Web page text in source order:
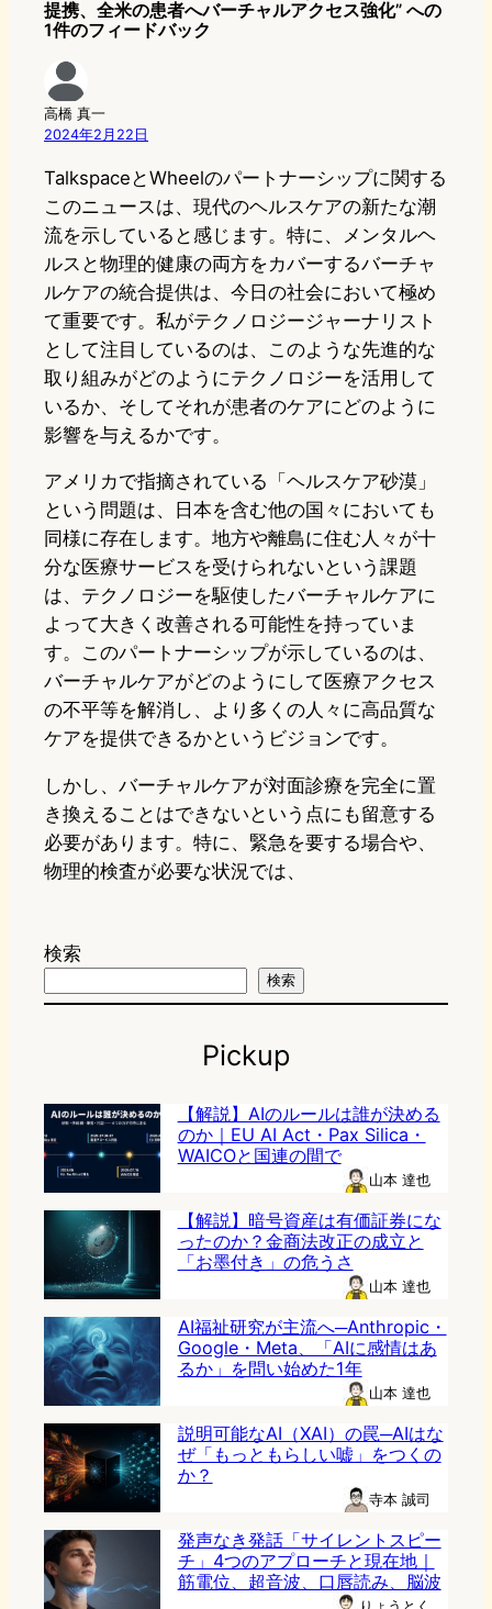
提携、全米の患者へバーチャルアクセス強化” への
1件のフィードバック
高橋 真一
2024年2月22日
TalkspaceとWheelのパートナーシップに関する
このニュースは、現代のヘルスケアの新たな潮
流を示していると感じます。特に、メンタルヘ
ルスと物理的健康の両方をカバーするバーチャ
ルケアの統合提供は、今日の社会において極め
て重要です。私がテクノロジージャーナリスト
として注目しているのは、このような先進的な
取り組みがどのようにテクノロジーを活用して
いるか、そしてそれが患者のケアにどのように
影響を与えるかです。
アメリカで指摘されている「ヘルスケア砂漠」
という問題は、日本を含む他の国々においても
同様に存在します。地方や離島に住む人々が十
分な医療サービスを受けられないという課題
は、テクノロジーを駆使したバーチャルケアに
よって大きく改善される可能性を持っていま
す。このパートナーシップが示しているのは、
バーチャルケアがどのようにして医療アクセス
の不平等を解消し、より多くの人々に高品質な
ケアを提供できるかというビジョンです。
しかし、バーチャルケアが対面診療を完全に置
き換えることはできないという点にも留意する
必要があります。特に、緊急を要する場合や、
物理的検査が必要な状況では、
検索
検索
Pickup
【解説】AIのルールは誰が決める
のか｜EU AI Act・Pax Silica・
WAICOと国連の間で
山本 達也
【解説】暗号資産は有価証券にな
ったのか？金商法改正の成立と
「お墨付き」の危うさ
山本 達也
AI福祉研究が主流へ─Anthropic・
Google・Meta、「AIに感情はあ
るか」を問い始めた1年
山本 達也
説明可能なAI（XAI）の罠─AIはな
ぜ「もっともらしい嘘」をつくの
か？
寺本 誠司
発声なき発話「サイレントスピー
チ」4つのアプローチと現在地｜
筋電位、超音波、口唇読み、脳波